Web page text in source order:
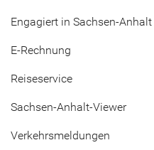
Engagiert in Sachsen-Anhalt
E-Rechnung
Reiseservice
Sachsen-Anhalt-Viewer
Verkehrsmeldungen